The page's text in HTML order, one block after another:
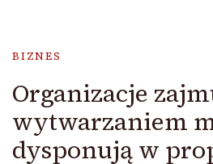
BIZNES
Organizacje
wytwarzaniem
dysponują w